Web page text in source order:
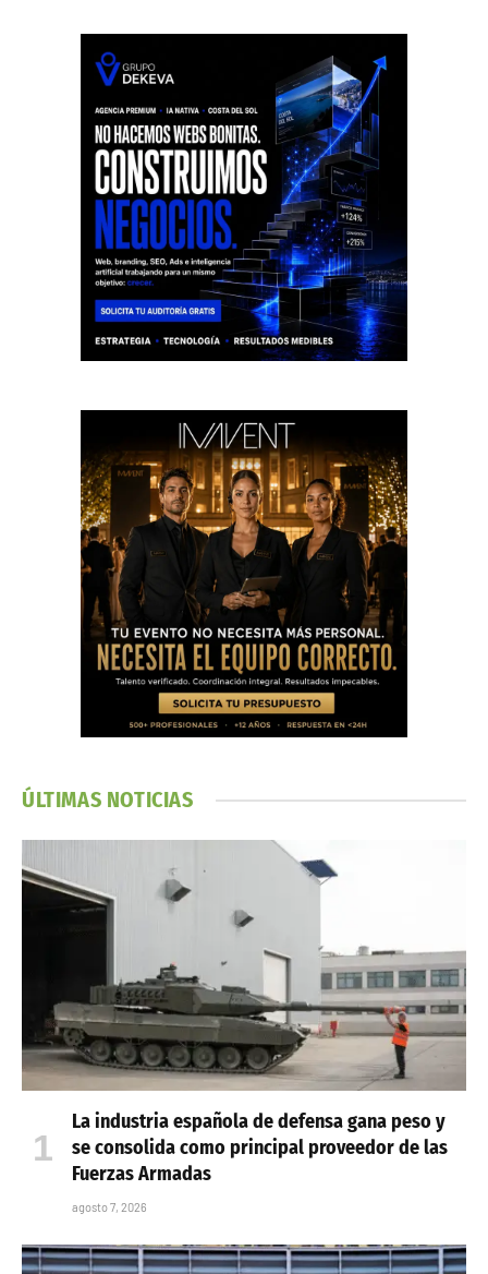
ÚLTIMAS NOTICIAS
La industria española de defensa gana peso y
se consolida como principal proveedor de las
Fuerzas Armadas
agosto 7, 2026